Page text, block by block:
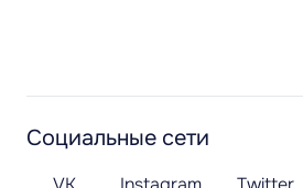
Социальные сети